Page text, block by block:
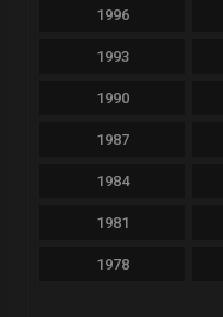
1996
1993
1990
1987
1984
1981
1978